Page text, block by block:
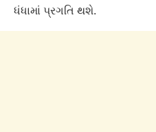
ધંધામાં પ્રગતિ થશે.